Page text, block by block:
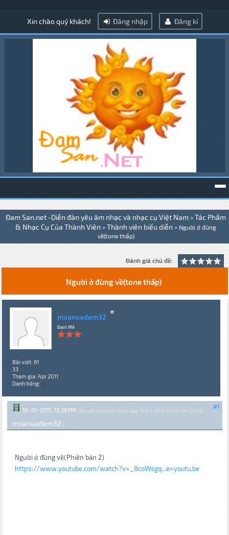
Xin chào quý khách! Đăng nhập Đăng kí
Đam San.net -Diễn đàn yêu âm nhạc và nhạc cụ Việt Nam > Tác Phẩm
& Nhạc Cụ Của Thành Viên > Thành viên biểu diễn > Người ở đừng
về(tone thấp)
Đánh giá chủ đề:
Người ở đừng về(tone thấp)
muanuadem32
Đam Mê
Bài viết: 61
33
Tham gia: Apr 2011
Danh tiếng: 0
#1
10-20-2015, 12:29 PM (Bài viết đã được chỉnh sửa: 11-24-2015, 10:43 AM {2} bởi
muanuadem32 .)
Người ở đừng về(Phiên bản 2)
https://www.youtube.com/watch?v=_8coWsgq...e=youtu.be